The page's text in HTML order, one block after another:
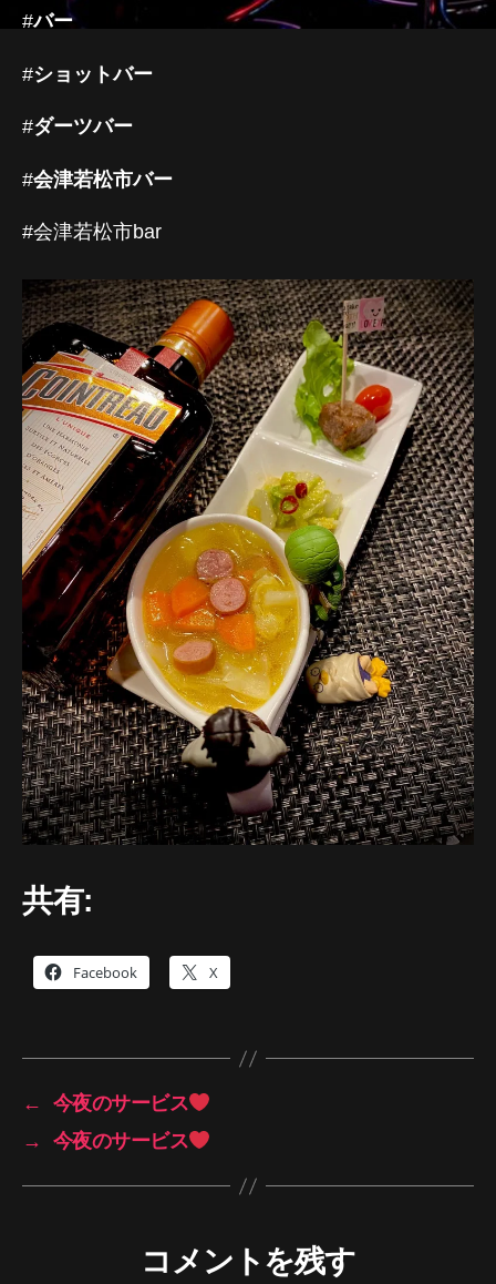
#バー
#ショットバー
#ダーツバー
#会津若松市バー
#会津若松市bar
共有:
Facebook X
←
今夜のサービス
→
今夜のサービス
コメントを残す